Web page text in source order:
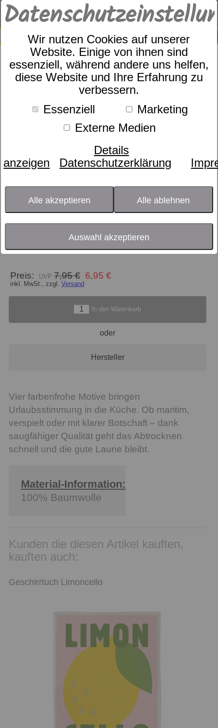
Wir nutzen Cookies auf unserer
Website. Einige von ihnen sind
essenziell, während andere uns helfen,
diese Website und Ihre Erfahrung zu
verbessern.
Essenziell
Marketing
Externe Medien
Details
anzeigen
Datenschutzerklärung
Alle akzeptieren Alle ablehnen
Auswahl akzeptieren
SUCHE
0
Geschirrtuch Zitronentisch
Preis: 7,95 € 6,95 €
inkl. MwSt., zzgl. Versand
In den Warenkorb
oder
Hersteller
Vier farbenfrohe Motive bringen
Urlaubsstimmung in die Küche. Ob maritim,
verspielt oder mit klarer Botschaft – dank
saugfähiger Qualität geht das Abtrocknen
schnell und die gute Laune bleibt.
Material-Information:
100% Baumwolle
Kunden die diesen Artikel kauften,
kauften auch:
Geschirrtuch Limoncello